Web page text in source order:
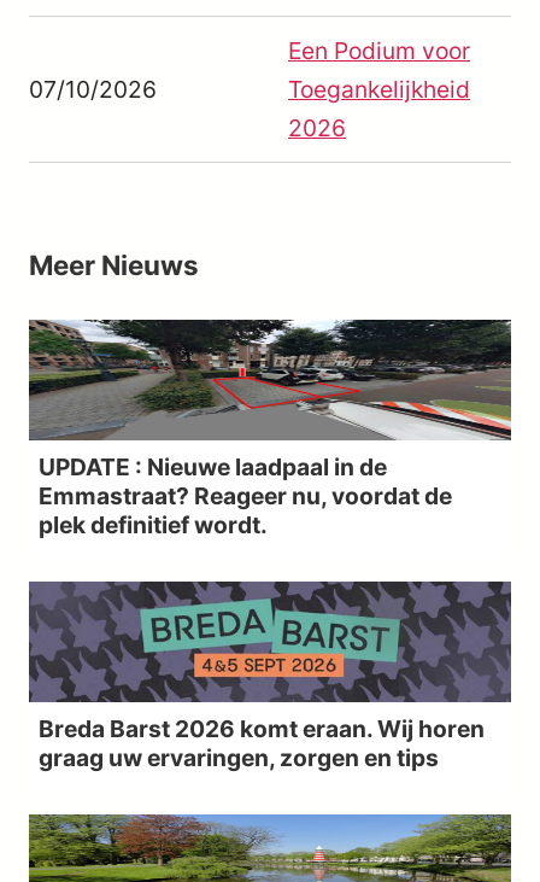
07/10/2026
Een Podium voor
Toegankelijkheid
2026
Meer Nieuws
UPDATE : Nieuwe laadpaal in de
Emmastraat? Reageer nu, voordat de
plek definitief wordt.
Breda Barst 2026 komt eraan. Wij horen
graag uw ervaringen, zorgen en tips